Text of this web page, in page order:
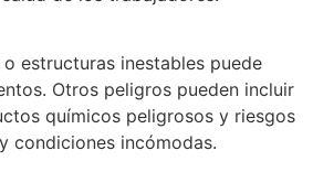
estructuras inestables puede
Otros peligros pueden incluir
químicos peligrosos y riesgos
condiciones incómodas.